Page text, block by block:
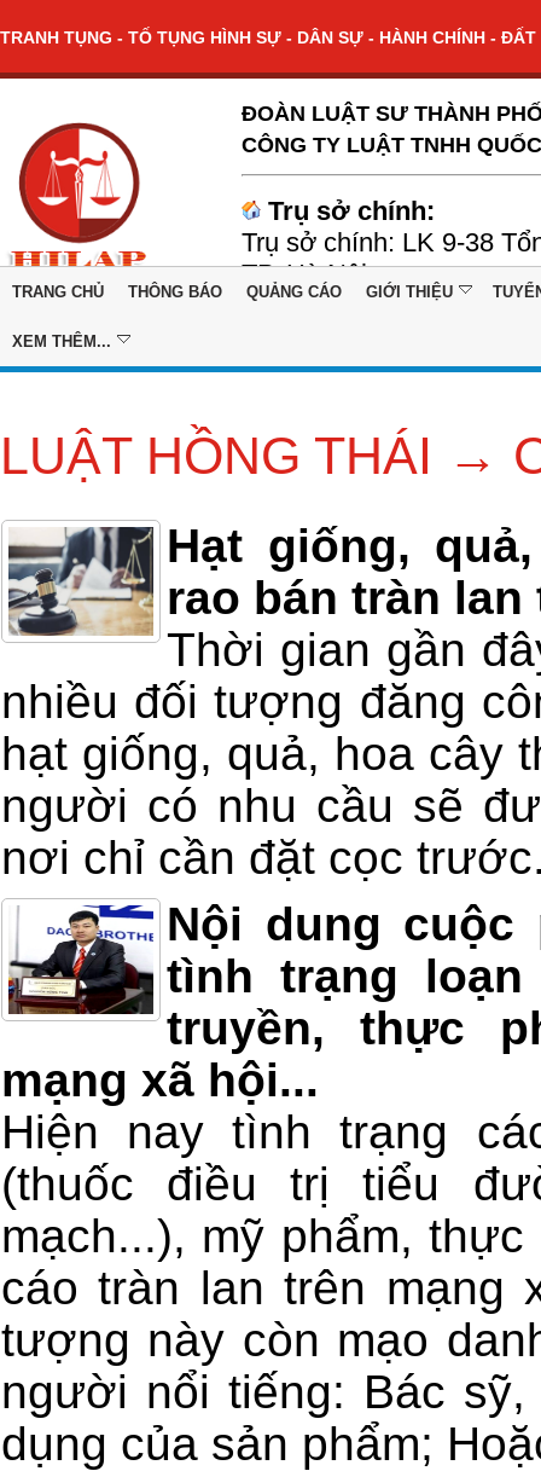
TRANH TỤNG - TỐ TỤNG HÌNH SỰ - DÂN SỰ - HÀNH CHÍNH -
ĐOÀN LUẬT SƯ THÀNH
CÔNG TY LUẬT TNHH
Trụ sở chính:
Trụ sở chính: LK 9-38
TP. Hà Nội
TRANG CHỦ THÔNG BÁO QUẢNG CÁO GIỚI THIỆU
XEM THÊM...
LUẬT HỒNG THÁI →
Hạt giống,
rao bán tràn
Thời gian gần
nhiều đối tượng đăng
hạt giống, quả, hoa cây
người có nhu cầu sẽ
nơi chỉ cần đặt cọc
Nội dung
tình trạng
truyền, thực
mạng xã hội...
Hiện nay tình trạng
(thuốc điều trị tiểu
mạch...), mỹ phẩm,
cáo tràn lan trên mạng
tượng này còn mạo
người nổi tiếng: Bác
dụng của sản phẩm;